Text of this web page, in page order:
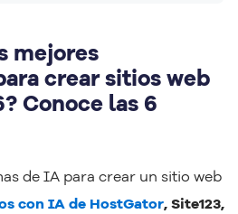
mejores
crear sitios web
Conoce las 6
de IA para crear un sitio web
con IA de HostGator, Site123,